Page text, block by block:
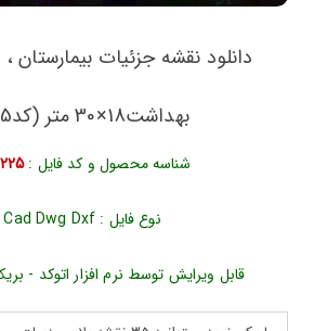
دانلود نقشه جزئیات بیمارستان ،
بهداشت18×30 متر (کد27175)
شناسه محصول و کد فایل :
نوع فایل : Cad Dwg Dxf
قابل ویرایش توسط نرم افزار اتوکد -